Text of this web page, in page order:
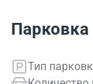
Парковка
Тип